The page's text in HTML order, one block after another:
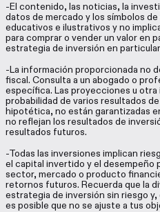
-El contenido, las noticias, la
datos de mercado y los símbolos
educativos e ilustrativos y no
para comprar o vender un valor en
estrategia de inversión en
-La información proporcionada no
fiscal. Consulta a un abogado o
específica. Las proyecciones u
probabilidad de varios resultados
hipotética, no están garantizadas
no reflejan los resultados de
resultados futuros.
-Todas las inversiones implican
el capital invertido y el desempeño
sector, mercado o producto
retornos futuros. Recuerda que la
estrategia de inversión sin riesgo
es posible que no se ajuste a tus